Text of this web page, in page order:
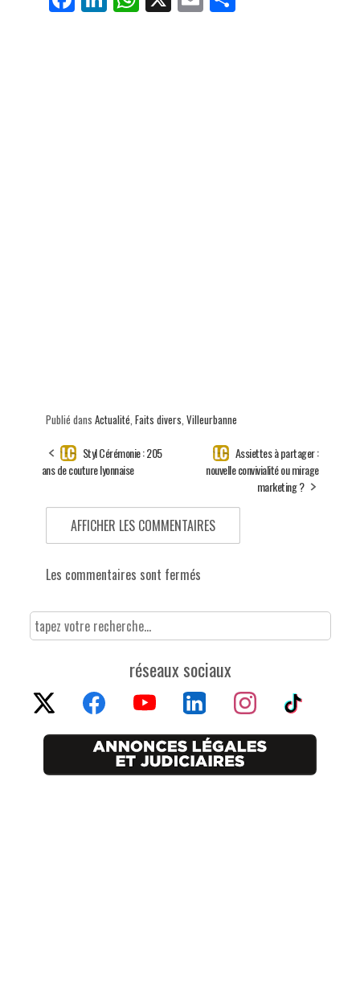
ce nk ha m
Publié dans Actualité, Faits divers, Villeurbanne
Styl Cérémonie : 205
ans de couture lyonnaise
Assiettes à partager :
nouvelle convivialité ou mirage
marketing ?
AFFICHER LES COMMENTAIRES
Les commentaires sont fermés
réseaux sociaux